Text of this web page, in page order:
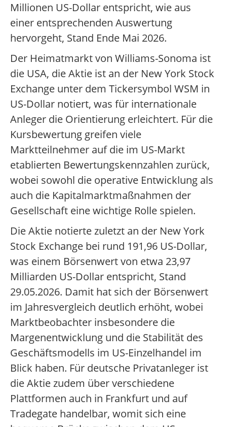
Millionen US-Dollar entspricht, wie aus
einer entsprechenden Auswertung
hervorgeht, Stand Ende Mai 2026.
Der Heimatmarkt von Williams-Sonoma ist
die USA, die Aktie ist an der New York Stock
Exchange unter dem Tickersymbol WSM in
US-Dollar notiert, was für internationale
Anleger die Orientierung erleichtert. Für die
Kursbewertung greifen viele
Marktteilnehmer auf die im US-Markt
etablierten Bewertungskennzahlen zurück,
wobei sowohl die operative Entwicklung als
auch die Kapitalmarktmaßnahmen der
Gesellschaft eine wichtige Rolle spielen.
Die Aktie notierte zuletzt an der New York
Stock Exchange bei rund 191,96 US-Dollar,
was einem Börsenwert von etwa 23,97
Milliarden US-Dollar entspricht, Stand
29.05.2026. Damit hat sich der Börsenwert
im Jahresvergleich deutlich erhöht, wobei
Marktbeobachter insbesondere die
Margenentwicklung und die Stabilität des
Geschäftsmodells im US-Einzelhandel im
Blick haben. Für deutsche Privatanleger ist
die Aktie zudem über verschiedene
Plattformen auch in Frankfurt und auf
Tradegate handelbar, womit sich eine